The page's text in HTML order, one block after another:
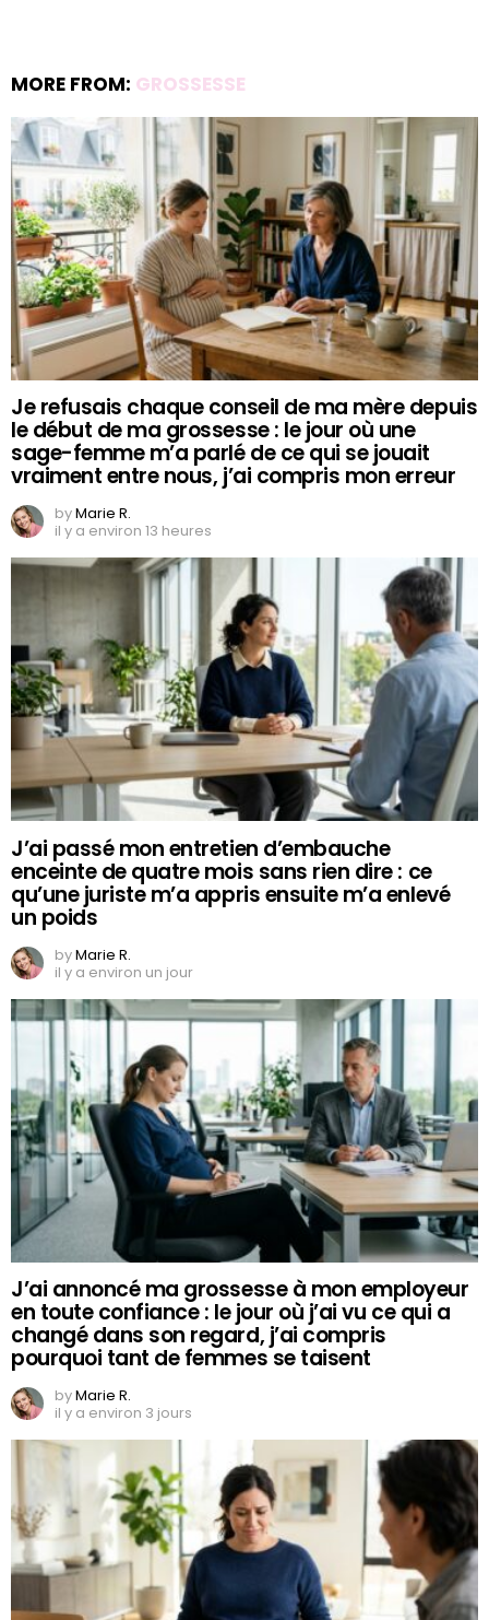
MORE FROM: GROSSESSE
Je refusais chaque conseil de ma mère depuis
le début de ma grossesse : le jour où une
sage-femme m’a parlé de ce qui se jouait
vraiment entre nous, j’ai compris mon erreur
byMarie R.
il y a environ 13 heures
J’ai passé mon entretien d’embauche
enceinte de quatre mois sans rien dire : ce
qu’une juriste m’a appris ensuite m’a enlevé
un poids
byMarie R.
il y a environ un jour
J’ai annoncé ma grossesse à mon employeur
en toute confiance : le jour où j’ai vu ce qui a
changé dans son regard, j’ai compris
pourquoi tant de femmes se taisent
byMarie R.
il y a environ 3 jours